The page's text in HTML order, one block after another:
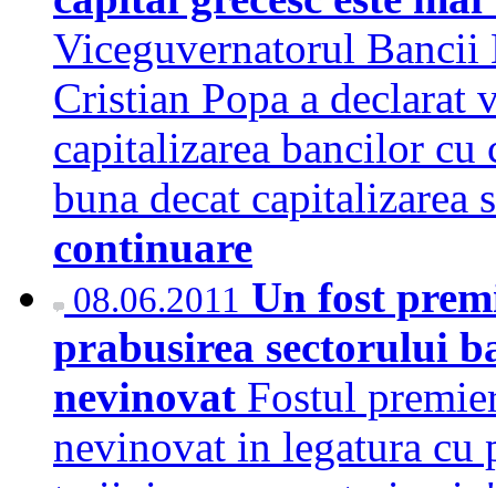
Viceguvernatorul Bancii
Cristian Popa a declarat
capitalizarea bancilor cu
buna decat
continuare
08.06.2011 Un fost
prabusirea sectorului
nevinovat Fostul
nevinovat in legatura cu